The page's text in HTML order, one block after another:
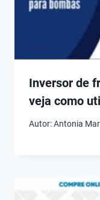
Inversor de
veja como
Autor:Antonia